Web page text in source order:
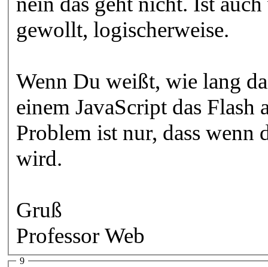
gewollt, logischerweise.
Wenn Du weißt, wie lang
einem JavaScript das Flash
Problem ist nur, dass wenn
wird.
Gruß
Professor Web
9